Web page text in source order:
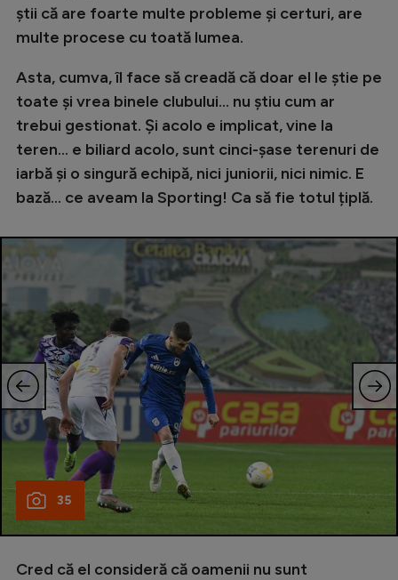
știi că are foarte multe probleme și certuri, are
multe procese cu toată lumea.
Asta, cumva, îl face să creadă că doar el le știe pe
toate și vrea binele clubului... nu știu cum ar
trebui gestionat. Și acolo e implicat, vine la
teren... e biliard acolo, sunt cinci-șase terenuri de
iarbă și o singură echipă, nici juniorii, nici nimic. E
bază... ce aveam la Sporting! Ca să fie totul țiplă.
35
Cred că el consideră că oamenii nu sunt